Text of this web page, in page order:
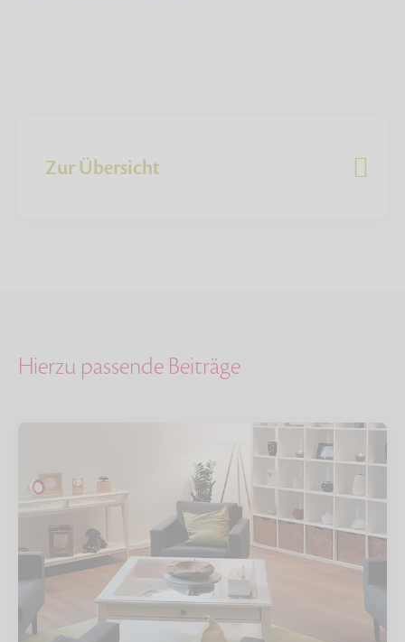
Zur Übersicht
Hierzu passende Beiträge